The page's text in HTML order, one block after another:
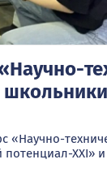
школьники
ХХI»